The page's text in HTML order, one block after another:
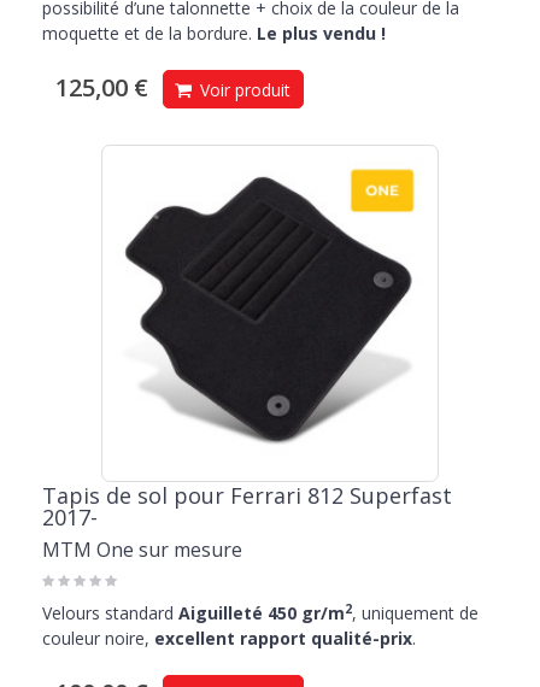
possibilité d’une talonnette + choix de la couleur de la
moquette et de la bordure. Le plus vendu !
125,00 € Voir produit
Tapis de sol pour Ferrari 812 Superfast
2017-
MTM One sur mesure
Velours standard Aiguilleté 450 gr/m2, uniquement de
couleur noire, excellent rapport qualité-prix.